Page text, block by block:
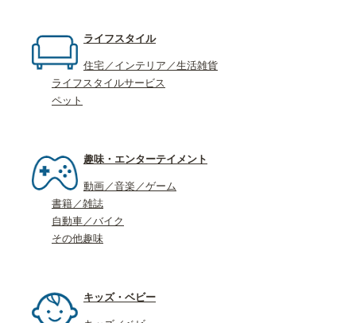
ライフスタイル
住宅／インテリア／生活雑貨
ライフスタイルサービス
ペット
趣味・エンターテイメント
動画／音楽／ゲーム
書籍／雑誌
自動車／バイク
その他趣味
キッズ・ベビー